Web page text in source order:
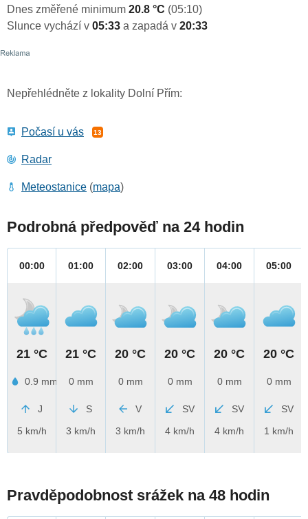
Dnes změřené minimum 20.8 °C (05:10)
Slunce vychází v 05:33 a zapadá v 20:33
Nepřehlédněte z lokality Dolní Přím:
Počasí u vás 13
Radar
Meteostanice (mapa)
Podrobná předpověď na 24 hodin
00:00
21 °C
0.9 mm
J
5 km/h
01:00
21 °C
0 mm
S
3 km/h
02:00
20 °C
0 mm
V
3 km/h
03:00
20 °C
0 mm
SV
4 km/h
04:00
20 °C
0 mm
SV
4 km/h
05:00
20 °C
0 mm
SV
1 km/h
Pravděpodobnost srážek na 48 hodin